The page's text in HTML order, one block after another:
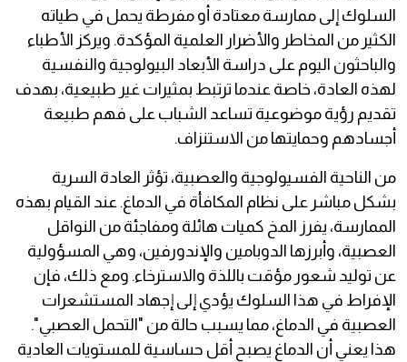
السلوك إلى ممارسة معتادة أو مفرطة يحمل في طياته
الكثير من المخاطر والأضرار العلمية المؤكدة. ويركز الأطباء
والباحثون اليوم على دراسة الأبعاد البيولوجية والنفسية
لهذه العادة، خاصة عندما ترتبط بمثيرات غير طبيعية، بهدف
تقديم رؤية موضوعية تساعد الشباب على فهم طبيعة
أجسادهم وحمايتها من الاستنزاف.
من الناحية الفسيولوجية والعصبية، تؤثر العادة السرية
بشكل مباشر على نظام المكافأة في الدماغ. عند القيام بهذه
الممارسة، يفرز المخ كميات هائلة ومفاجئة من النواقل
العصبية، وأبرزها الدوبامين والإندورفين، وهي المسؤولية
عن توليد شعور مؤقت باللذة والاسترخاء. ومع ذلك، فإن
الإفراط في هذا السلوك يؤدي إلى إجهاد المستشعرات
العصبية في الدماغ، مما يسبب حالة من "التحمل العصبي".
هذا يعني أن الدماغ يصبح أقل حساسية للمستويات العادية